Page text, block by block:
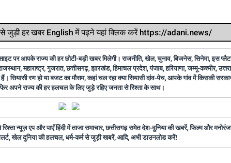
से जुड़ी हर खबर English में पढ़ने यहां क्लिक करें https://adani.news/
पर आपके राज्य की हर छोटी-बड़ी खबर मिलेगी। राजनीति, खेल, चुनाव, बिजनेस, सिनेमा, इस
महाराष्ट्र, गुजरात, छत्तीसगढ़, झारखंड, हिमाचल प्रदेश, पंजाब, हरियाणा, जम्मू-कश्मीर,
सियासी रण हो या बजट का मौसम, कहां चल रहा क्या सियासी दांव-पेच, आपके गांव में किसकी
अपने राज्य की हर हलचल के लिए जुड़े रहिए जनता से रिश्ता के साथ।
न्यूज़ एप और पाएँ हिंदी में ताजा समाचार, छत्तीसगढ़ समेत देश-दुनिया की खबरें, फिल्म और
खेल दुनिया की हलचल, धर्म-कर्म से जुड़ी खबरें, आदि, अभी डाउनलोड करें!